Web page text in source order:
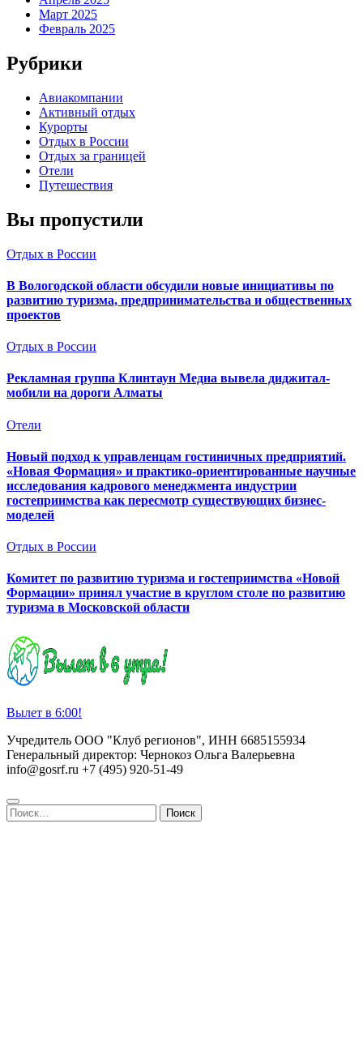
Март 2025
Февраль 2025
Рубрики
Авиакомпании
Активный отдых
Курорты
Отдых в России
Отдых за границей
Отели
Путешествия
Вы пропустили
Отдых в России
В Вологодской области обсудили новые инициативы по
развитию туризма, предпринимательства и общественных
проектов
Отдых в России
Рекламная группа Клинтаун Медиа вывела диджитал-
мобили на дороги Алматы
Отели
Новый подход к управленцам гостиничных предприятий.
«Новая Формация» и практико-ориентированные научные
исследования кадрового менеджмента индустрии
гостеприимства как пересмотр существующих бизнес-
моделей
Отдых в России
Комитет по развитию туризма и гостеприимства «Новой
Формации» принял участие в круглом столе по развитию
туризма в Московской области
Вылет в 6:00!
Учредитель ООО "Клуб регионов", ИНН 6685155934
Генеральный директор: Чернокоз Ольга Валерьевна
info@gosrf.ru +7 (495) 920-51-49
Найти: